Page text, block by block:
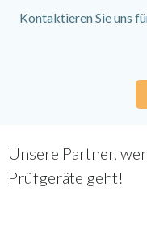
Kontaktieren Sie uns
Unsere Partner,
Prüfgeräte geht!